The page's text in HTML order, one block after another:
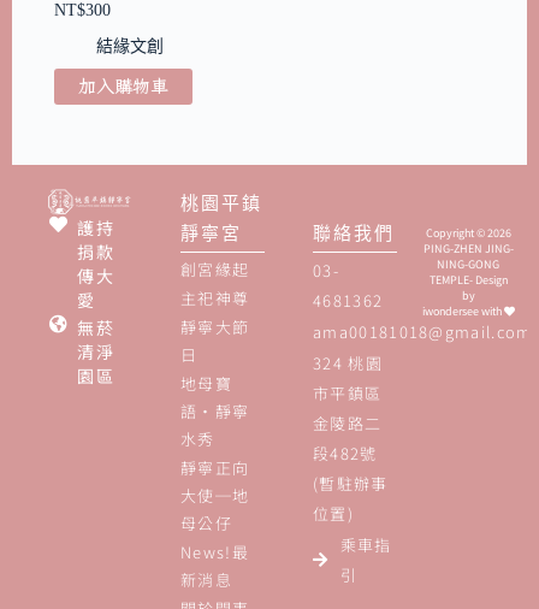
NT$300
結緣文創
加入購物車
護持
捐款
傳大
愛
無菸
清淨
園區
桃園平鎮
靜寧宮
創宮緣起
主祀神尊
靜寧大節
日
地母寶
語‧靜寧
水秀
靜寧正向
大使─地
母公仔
News!最
新消息
聯絡我們
03-
4681362
ama00181018@gmail.com
324 桃園
市平鎮區
金陵路二
段482號
(暫駐辦事
位置)
乘車指
引
Copyright © 2026
PING-ZHEN JING-
NING-GONG
TEMPLE- Design
by
iwonderseewith